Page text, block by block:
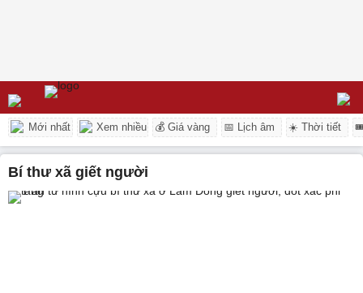
Mới nhất Xem nhiều 💰 Giá vàng 📅 Lịch âm ☀️ Thời tiết
Bí thư xã giết người